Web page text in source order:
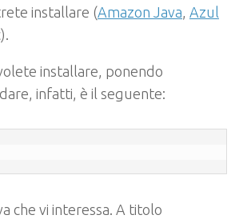
installare (Amazon Java, Azul
installare, ponendo
infatti, è il seguente:
che vi interessa. A titolo